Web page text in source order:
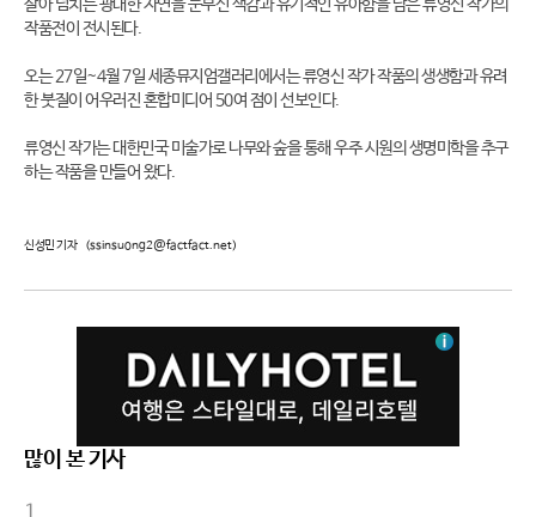
살아 넘치는 광대한 자연을 눈부신 색감과 유기적인 유아함을 담은 류영신 작가의
작품전이 전시된다.
오는 27일~4월 7일 세종뮤지엄갤러리에서는 류영신 작가 작품의 생생함과 유려
한 붓질이 어우러진 혼합미디어 50여 점이 선보인다.
류영신 작가는 대한민국 미술가로 나무와 숲을 통해 우주 시원의 생명미학을 추구
하는 작품을 만들어 왔다.
신성민 기자 (ssinsuong2@factfact.net)
많이 본 기사